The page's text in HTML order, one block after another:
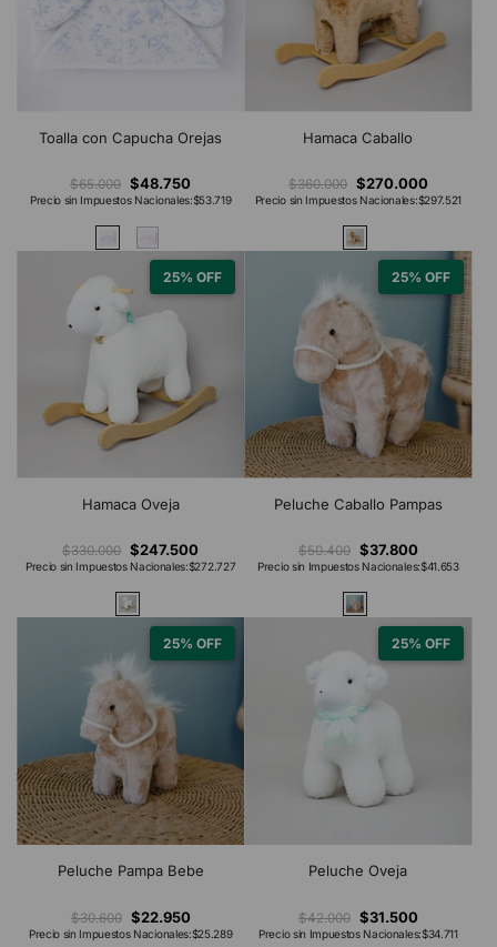
Toalla con Capucha Orejas
$65.000 $48.750
Precio sin Impuestos Nacionales:$53.719
Hamaca Caballo
$360.000 $270.000
Precio sin Impuestos Nacionales:$297.521
25% OFF
Hamaca Oveja
$330.000 $247.500
Precio sin Impuestos Nacionales:$272.727
25% OFF
Peluche Caballo Pampas
$50.400 $37.800
Precio sin Impuestos Nacionales:$41.653
25% OFF
Peluche Pampa Bebe
$30.600 $22.950
Precio sin Impuestos Nacionales:$25.289
25% OFF
Peluche Oveja
$42.000 $31.500
Precio sin Impuestos Nacionales:$34.711